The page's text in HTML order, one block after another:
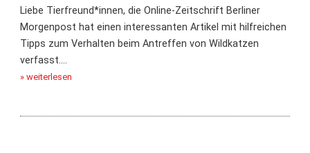
Liebe Tierfreund*innen, die Online-Zeitschrift Berliner
Morgenpost hat einen interessanten Artikel mit hilfreichen
Tipps zum Verhalten beim Antreffen von Wildkatzen
verfasst....
» weiterlesen